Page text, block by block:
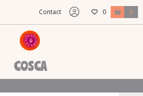
Contact 0 0
COSCA